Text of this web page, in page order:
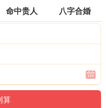
命中贵人 八字合婚